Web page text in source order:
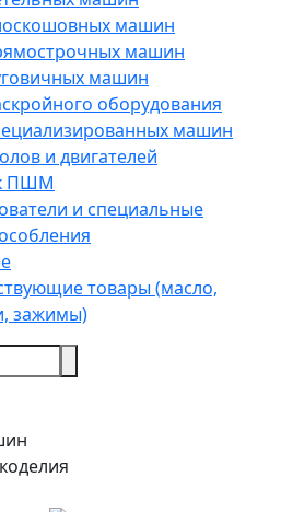
машин
машин
машин
оборудования
машин
и двигателей
ПШМ
и специальные
товары (масло,
зажимы)